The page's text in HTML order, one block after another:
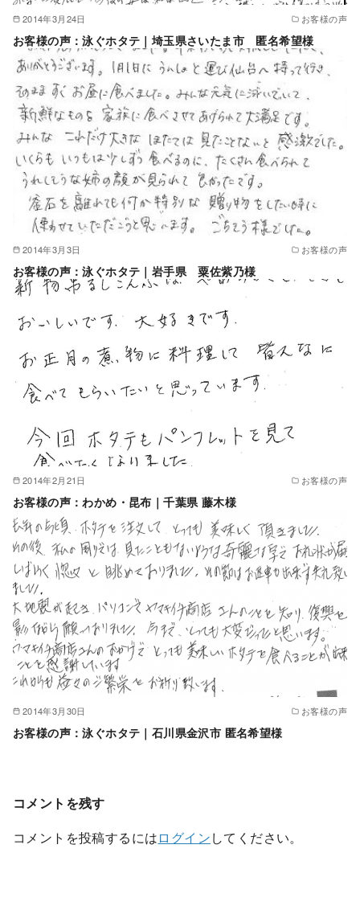
2014年3月24日 お客様の声
お客様の声：泳ぐホタテ｜埼玉県さいたま市 匿名希望様
2014年3月3日 お客様の声
お客様の声：泳ぐホタテ｜岩手県 粟佐紫乃様
2014年2月21日 お客様の声
お客様の声：わかめ・昆布｜千葉県 藤木様
2014年3月30日 お客様の声
お客様の声：泳ぐホタテ｜石川県金沢市 匿名希望様
コメントを残す
コメントを投稿するにはログインしてください。